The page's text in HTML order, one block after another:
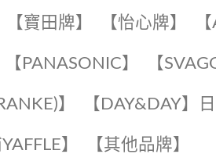
【寶田牌】 ️【怡心牌】️
️【PANASONIC】️ 【
】️ 【DAY&DAY】️
】 ️【其他品牌】️